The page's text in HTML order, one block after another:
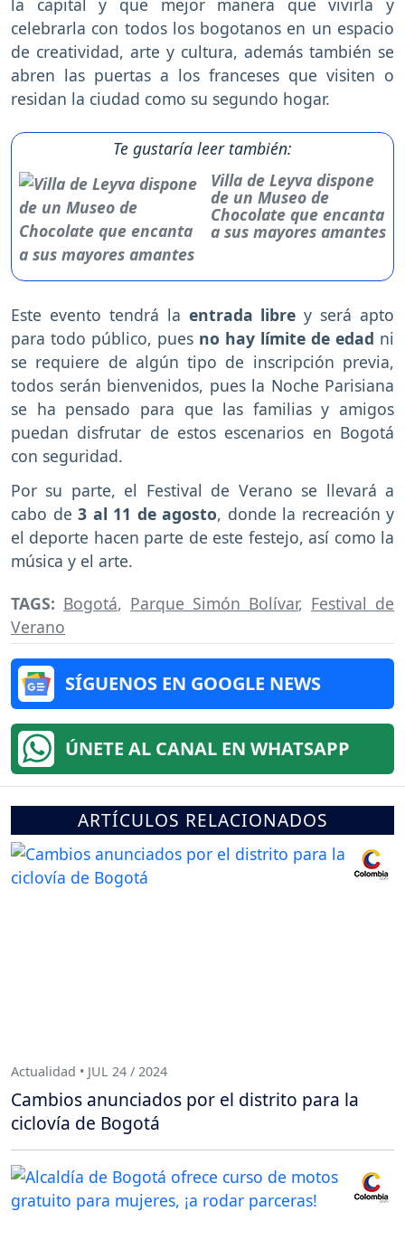
celebrarla con todos los bogotanos en un espacio
de creatividad, arte y cultura, además también se
abren las puertas a los franceses que visiten o
residan la ciudad como su segundo hogar.
Te gustaría leer también:
Villa de Leyva dispone
de un Museo de
Chocolate que encanta
a sus mayores amantes
Este evento tendrá la entrada libre y será apto
para todo público, pues no hay límite de edad ni
se requiere de algún tipo de inscripción previa,
todos serán bienvenidos, pues la Noche Parisiana
se ha pensado para que las familias y amigos
puedan disfrutar de estos escenarios en Bogotá
con seguridad.
Por su parte, el Festival de Verano se llevará a
cabo de 3 al 11 de agosto, donde la recreación y
el deporte hacen parte de este festejo, así como la
música y el arte.
TAGS: Bogotá, Parque Simón Bolívar, Festival de
Verano
SÍGUENOS EN GOOGLE NEWS
ÚNETE AL CANAL EN WHATSAPP
ARTÍCULOS RELACIONADOS
Actualidad • JUL 24 / 2024
Cambios anunciados por el distrito para la
ciclovía de Bogotá